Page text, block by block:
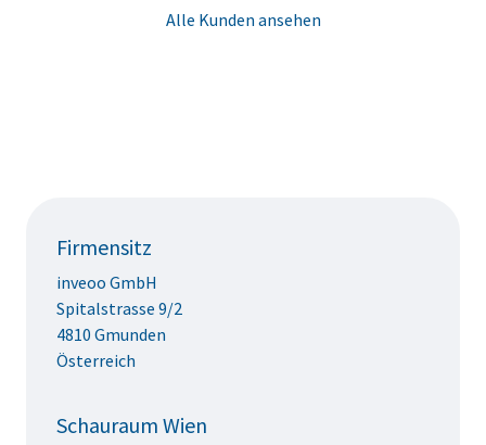
Alle Kunden ansehen
Firmensitz
inveoo GmbH
Spitalstrasse 9/2
4810 Gmunden
Österreich
Schauraum Wien